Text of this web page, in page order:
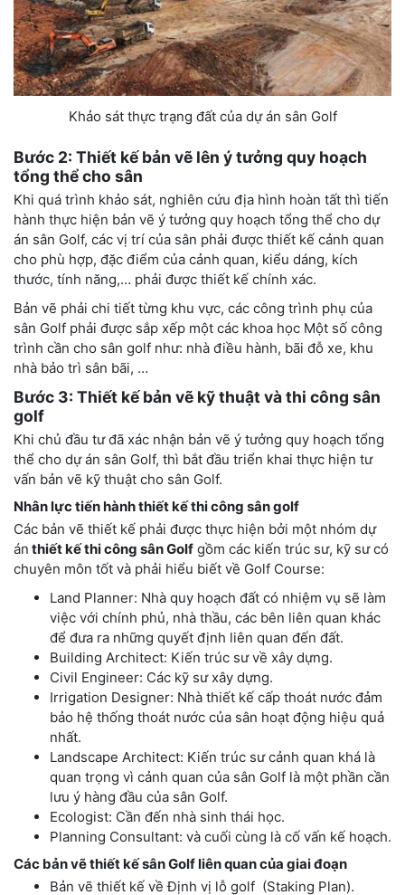
Khảo sát thực trạng đất của dự án sân Golf
Bước 2: Thiết kế bản vẽ lên ýtưởng quy hoạch
tổng thểcho sân
Khi quá trình khảo sát, nghiên cứu địa hình hoàn tất thì tiến
hành thực hiện bản vẽ ý tưởng quy hoạch tổng thể cho dự
án sân Golf, các vị trí của sân phải được thiết kế cảnh quan
cho phù hợp, đặc điểm của cảnh quan, kiểu dáng, kích
thước, tính năng,… phải được thiết kế chính xác.
Bản vẽ phải chi tiết từng khu vực, các công trình phụ của
sân Golf phải được sắp xếp một các khoa học Một số công
trình cần cho sân golf như: nhà điều hành, bãi đỗ xe, khu
nhà bảo trì sân bãi, …
Bước 3: Thiết kế bản vẽ kỹ thuậtvàthi công sân
golf
Khi chủ đầu tư đã xác nhận bản vẽ ý tưởng quy hoạch tổng
thể cho dự án sân Golf, thì bắt đầu triển khai thực hiện tư
vấn bản vẽ kỹ thuật cho sân Golf.
Nhân lực tiến hành thiết kế thi công sân golf
Các bản vẽ thiết kế phải được thực hiện bởi một nhóm dự
án thiết kế thi công sân Golf gồm các kiến trúc sư, kỹ sư có
chuyên môn tốt và phải hiểu biết về Golf Course:
Land Planner: Nhà quy hoạch đất có nhiệm vụ sẽ làm
việc với chính phủ, nhà thầu, các bên liên quan khác
để đưa ra những quyết định liên quan đến đất.
Building Architect: Kiến trúc sư về xây dựng.
Civil Engineer: Các kỹ sư xây dựng.
Irrigation Designer: Nhà thiết kế cấp thoát nước đảm
bảo hệ thống thoát nước của sân hoạt động hiệu quả
nhất.
Landscape Architect: Kiến trúc sư cảnh quan khá là
quan trọng vì cảnh quan của sân Golf là một phần cần
lưu ý hàng đầu của sân Golf.
Ecologist: Cần đến nhà sinh thái học.
Planning Consultant: và cuối cùng là cố vấn kế hoạch.
Các bản vẽ thiết kế sân Golf liênquancủa giai đoạn
Bản vẽ thiết kế về Định vị lỗ golf (Staking Plan).